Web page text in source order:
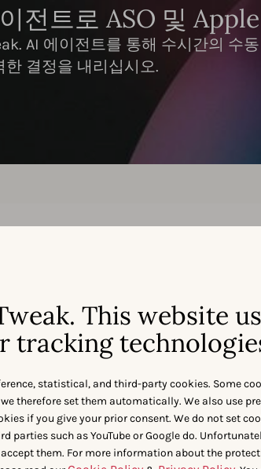
This website
tracking
statistical, and third-party cookies. Some
therefore set them automatically. We also use
if you give your prior consent. We do not set
parties such as YouTube or Google do.
them. For more information about the
전트로 ASO 및
AI 에이전트를 통해 수시간의 수
결정을 내리십시오.
vs.Mobile
는지, 어떤 사용자
제공됨